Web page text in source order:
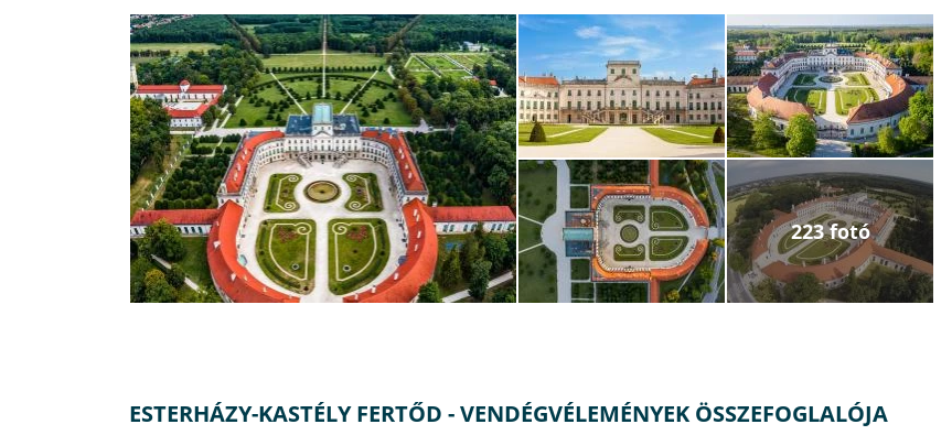
223 fotó
ESTERHÁZY-KASTÉLY FERTŐD - VENDÉGVÉLEMÉNYEK ÖSSZEFOGLALÓJA